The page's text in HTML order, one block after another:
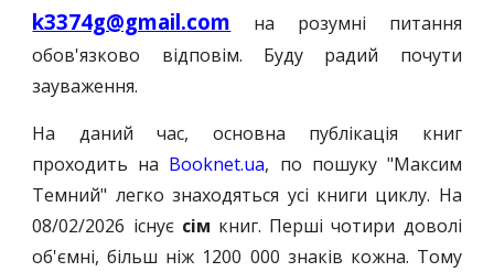
k3374g@gmail.com
на розумні питання
обов'язково відповім. Буду радий почути
зауваження.
На даний час, основна публікація книг
проходить на Booknet.ua, по пошуку "Максим
Темний" легко знаходяться усі книги циклу. На
08/02/2026 існує сім книг. Перші чотири доволі
об'ємні, більш ніж 1200 000 знаків кожна. Тому